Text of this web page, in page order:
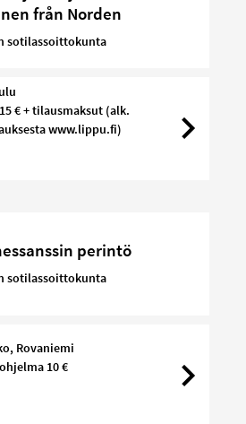
från Norden
sotilassoittokunta
€ + tilausmaksut (alk.
www.lippu.fi)
perintö
sotilassoittokunta
Rovaniemi
10 €